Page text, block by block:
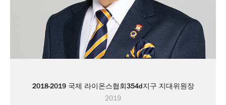
2018-2019 국제 라이온스협회354d지구 지대위원장
2019